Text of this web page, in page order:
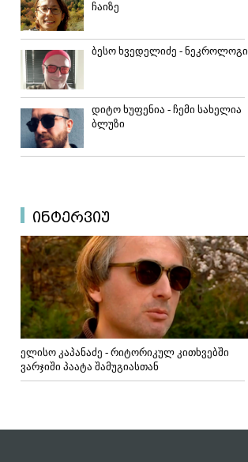
ჩაიზე
ბესო ხვედელიძე - ნეკროლოგი
დიტო ხუფენია - ჩემი სახელია
ბლუზი
ინტერვიუ
ელისო კაპანაძე - რიტორიკულ კითხვებში
ვარჯიში პაატა შამუგიასთან